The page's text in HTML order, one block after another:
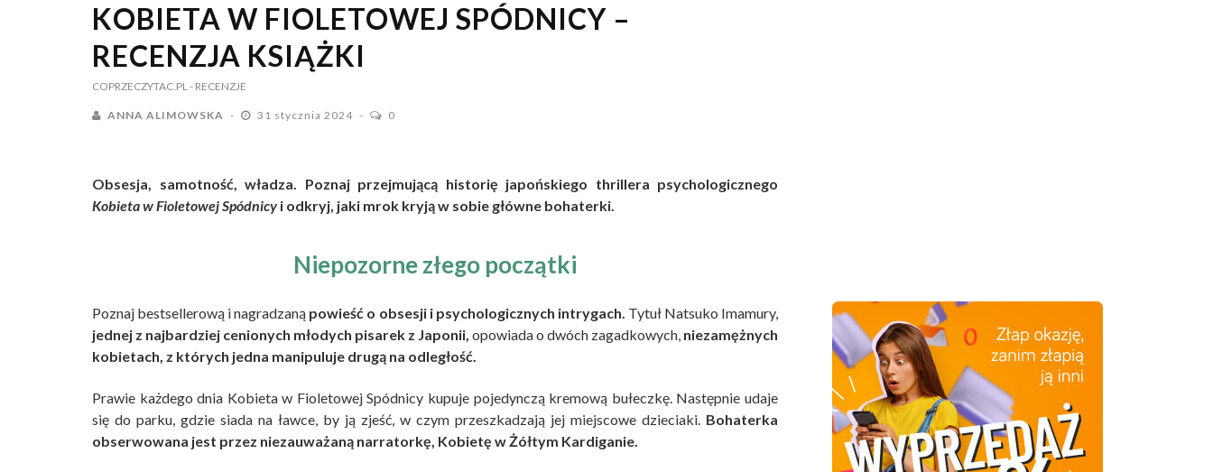
KOBIETA W FIOLETOWEJ SPÓDNICY –
RECENZJA KSIĄŻKI
COPRZECZYTAC.PL- RECENZJE
ANNA ALIMOWSKA 31 stycznia 2024 0
Obsesja, samotność, władza. Poznaj przejmującą historię japońskiego thrillera psychologicznego
Kobieta w Fioletowej Spódnicyi odkryj, jaki mrok kryją w sobie główne bohaterki.
Niepozorne złego początki
Poznaj bestsellerową i nagradzaną powieść o obsesji i psychologicznych intrygach. Tytuł Natsuko Imamury,
jednej z najbardziej cenionych młodych pisarek z Japonii, opowiada o dwóch zagadkowych, niezamężnych
kobietach, z których jedna manipuluje drugą na odległość.
Prawie każdego dnia Kobieta w Fioletowej Spódnicy kupuje pojedynczą kremową bułeczkę. Następnie udaje
się do parku, gdzie siada na ławce, by ją zjeść, w czym przeszkadzają jej miejscowe dzieciaki. Bohaterka
obserwowana jest przez niezauważaną narratorkę, Kobietę w Żółtym Kardiganie.